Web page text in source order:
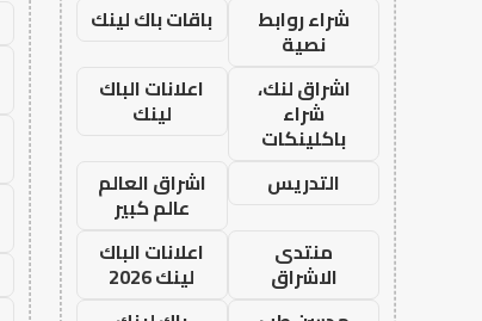
شراء روابط
نصية
باقات باك لينك
اشراق لنك،
شراء
باكلينكات
اعلانات الباك
لينك
التدريس
اشراق العالم
عالم كبير
منتدى
الاشراق
اعلانات الباك
لينك 2026